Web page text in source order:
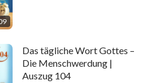
durch Priester (Es
befohlen diesen
Das tägliche Wort Gottes –
Die Menschwerdung |
Auszug 104